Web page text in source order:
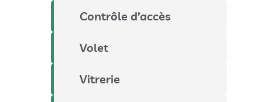
Contrôle d’accès
Volet
Vitrerie